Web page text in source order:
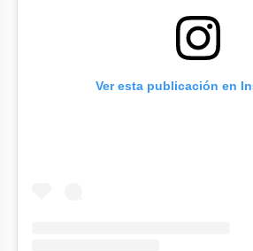
Ver esta publicación en